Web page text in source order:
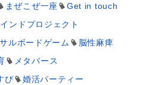
まぜこぜ一座
Get in touch
ンドプロジェクト
ルボードゲーム
脳性麻痺
メタバース
び
婚活パーティー